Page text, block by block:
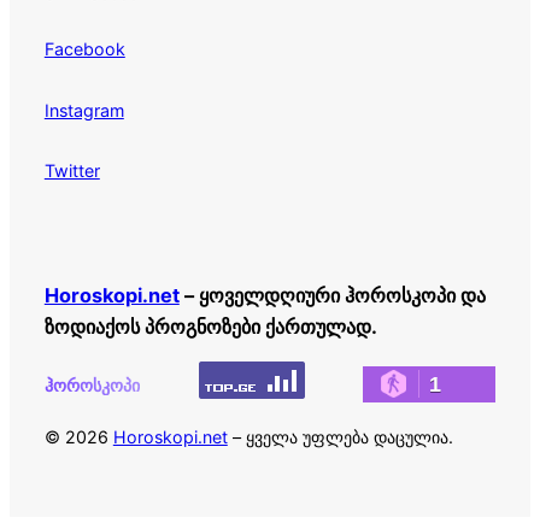
Facebook
Instagram
Twitter
Horoskopi.net– ყოველდღიური ჰოროსკოპი და
ზოდიაქოს პროგნოზები ქართულად.
ჰოროსკოპი 1
© 2026 Horoskopi.net– ყველა უფლება დაცულია.